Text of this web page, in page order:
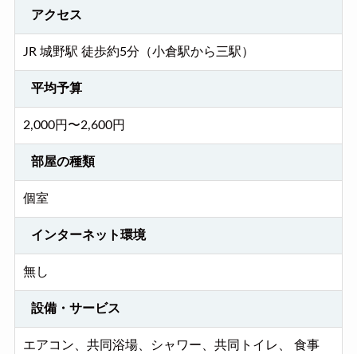
アクセス
JR 城野駅 徒歩約5分（小倉駅から三駅）
平均予算
2,000円〜2,600円
部屋の種類
個室
インターネット環境
無し
設備・サービス
エアコン、共同浴場、シャワー、共同トイレ、 食事